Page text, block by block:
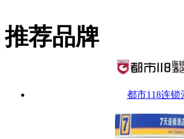
推荐品牌
都市118连锁